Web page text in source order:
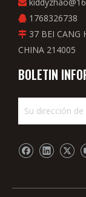

 1768326738
 37 BEI CANG
CHINA 214005
BOLETIN